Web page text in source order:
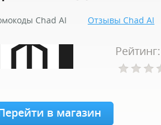
Chad AI Отзывы Chad AI
Рейтинг:
в магазин